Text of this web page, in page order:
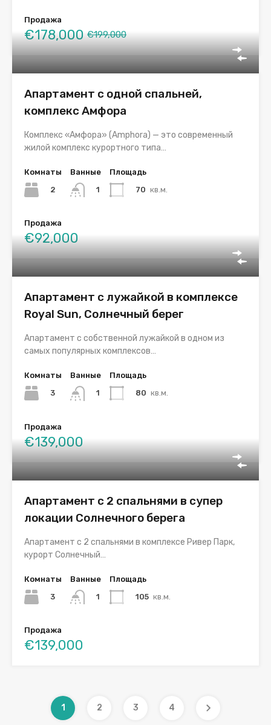
Продажа
€178,000 €199,000
Апартамент с одной спальней,
комплекс Амфора
Комплекс «Амфора» (Amphora) — это современный
жилой комплекс курортного типа…
Комнаты
2
Ванные
1
Площадь
70 кв.м.
Продажа
€92,000
Апартамент с лужайкой в комплексе
Royal Sun, Солнечный берег
Апартамент с собственной лужайкой в одном из
самых популярных комплексов…
Комнаты
3
Ванные
1
Площадь
80 кв.м.
Продажа
€139,000
Апартамент с 2 спальнями в супер
локации Солнечного берега
Апартамент с 2 спальнями в комплексе Ривер Парк,
курорт Солнечный…
Комнаты
3
Ванные
1
Площадь
105 кв.м.
Продажа
€139,000
1 2 3 4